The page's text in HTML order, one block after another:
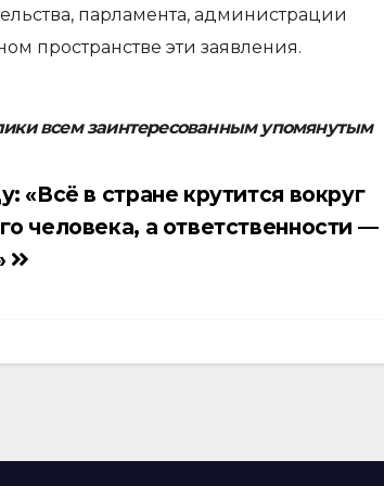
парламента, администрации
пространстве эти заявления.
всем заинтересованным упомянутым
«Всё в стране крутится вокруг
человека, а ответственности —